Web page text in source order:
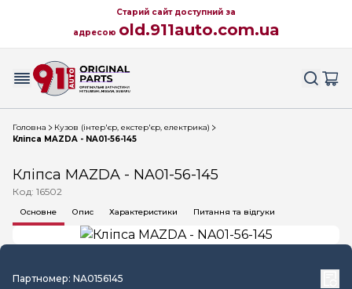
Старий сайт доступний за
адресою old.911auto.com.ua
Головна
Кузов (інтер'єр, екстер'єр, електрика)
Кліпса MAZDA - NA01-56-145
Кліпса MAZDA - NA01-56-145
Код: 16502
Основне Опис Характеристики Питання та відгуки
Партномер: NA0156145